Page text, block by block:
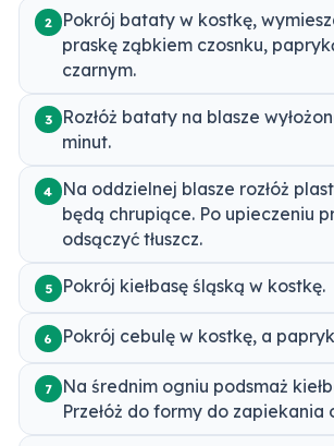
2
Pokrój bataty w kostkę,
praskę ząbkiem czosnku,
czarnym.
3
Rozłóż bataty na blasze
minut.
4 Na oddzielnej blasze rozłóż
będą chrupiące. Po upieczeniu
odsączyć tłuszcz.
5 Pokrój kiełbasę śląską w kostkę.
6 Pokrój cebulę w kostkę, a
7
Na średnim ogniu podsmaż
Przełóż do formy do zapiekania